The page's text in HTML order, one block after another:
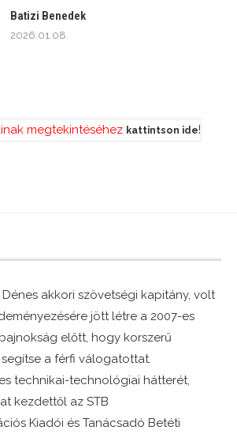
Batizi Benedek
2026.01.08.
megtekintéséhez kattintson ide!
akkori szövetségi kapitány, volt
jött létre a 2007-es
előtt, hogy korszerű
a férfi válogatottat.
technikai-technológiai hátterét,
kezdettől az STB
Kiadói és Tanácsadó Betéti